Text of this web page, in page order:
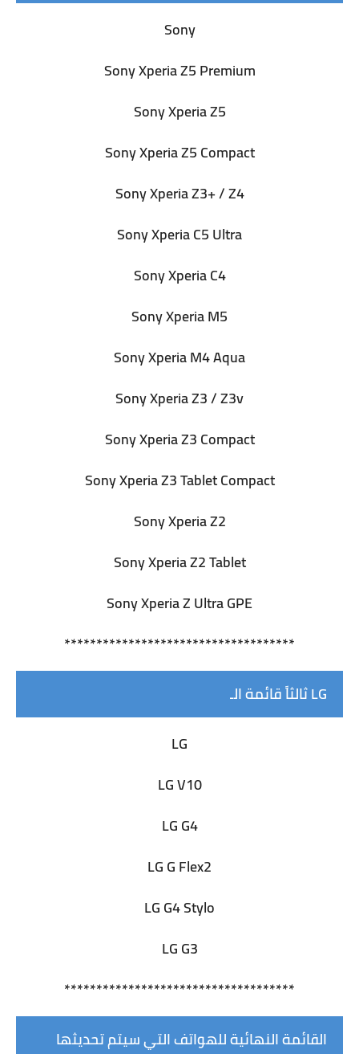
Sony
Sony Xperia Z5 Premium
Sony Xperia Z5
Sony Xperia Z5 Compact
Sony Xperia Z3+ / Z4
Sony Xperia C5 Ultra
Sony Xperia C4
Sony Xperia M5
Sony Xperia M4 Aqua
Sony Xperia Z3 / Z3v
Sony Xperia Z3 Compact
Sony Xperia Z3 Tablet Compact
Sony Xperia Z2
Sony Xperia Z2 Tablet
Sony Xperia Z Ultra GPE
************************************
ثالثاً قائمة الـ LG
LG
LG V10
LG G4
LG G Flex2
LG G4 Stylo
LG G3
************************************
القائمة النهائية للهواتف التي سيتم تحديثها